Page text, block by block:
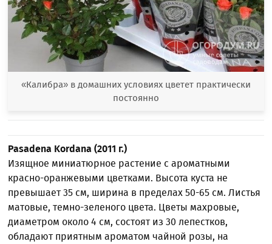
«Калибра» в домашних условиях цветет практически
постоянно
Pasadena Kordana (2011 г.)
Изящное миниатюрное растение с ароматными
красно-оранжевыми цветками. Высота куста не
превышает 35 см, ширина в пределах 50-65 см. Листья
матовые, темно-зеленого цвета. Цветы махровые,
диаметром около 4 см, состоят из 30 лепестков,
обладают приятным ароматом чайной розы, на